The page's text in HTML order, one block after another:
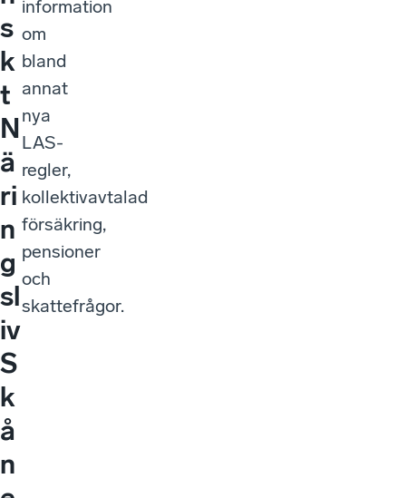
s
k
t
N
ä
ri
n
g
sl
iv
S
k
å
n
information
om
bland
annat
nya
LAS-
regler,
kollektivavtalad
försäkring,
pensioner
och
skattefrågor.